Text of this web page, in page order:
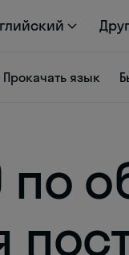
Прокачать язык
по